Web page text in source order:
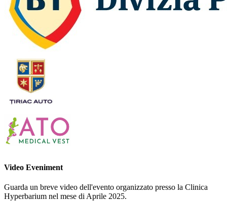
Video Eveniment
Guarda un breve video dell'evento organizzato presso la Clinica
Hyperbarium nel mese di Aprile 2025.